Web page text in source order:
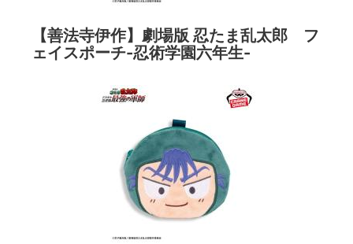
【善法寺伊作】劇場版 忍たま乱太郎 フ
ェイスポーチ-忍術学園六年生-